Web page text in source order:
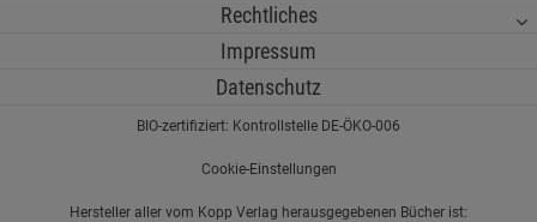
Rechtliches
Impressum
Datenschutz
BIO-zertifiziert: Kontrollstelle DE-ÖKO-006
Cookie-Einstellungen
Hersteller aller vom Kopp Verlag herausgegebenen Bücher ist: